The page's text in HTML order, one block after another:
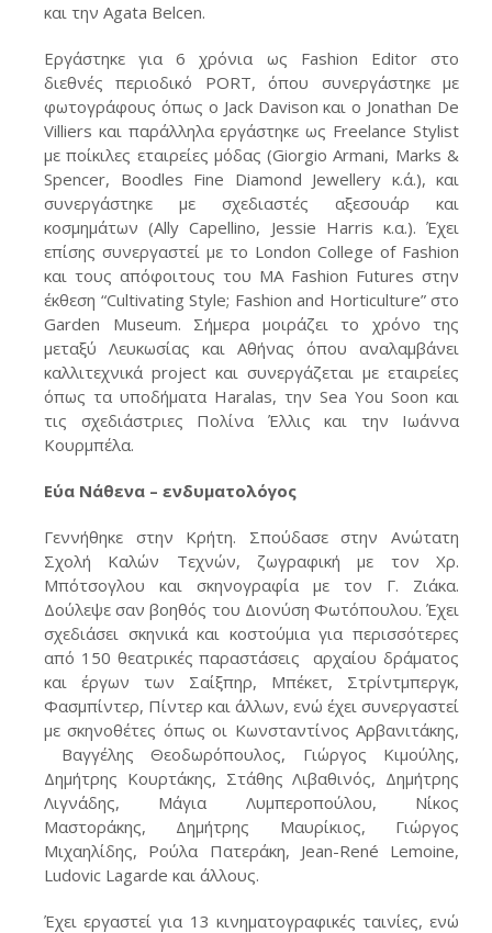
και την Agata Belcen.
Εργάστηκε για 6 χρόνια ως Fashion Editor στο
διεθνές περιοδικό PORT, όπου συνεργάστηκε με
φωτογράφους όπως ο Jack Davison και ο Jonathan De
Villiers και παράλληλα εργάστηκε ως Freelance Stylist
με ποίκιλες εταιρείες μόδας (Giorgio Armani, Marks &
Spencer, Boodles Fine Diamond Jewellery κ.ά.), και
συνεργάστηκε με σχεδιαστές αξεσουάρ και
κοσμημάτων (Ally Capellino, Jessie Ηarris κ.α.). Έχει
επίσης συνεργαστεί με το London College of Fashion
και τους απόφοιτους του MA Fashion Futures στην
έκθεση “Cultivating Style; Fashion and Horticulture” στο
Garden Museum. Σήμερα μοιράζει το χρόνο της
μεταξύ Λευκωσίας και Αθήνας όπου αναλαμβάνει
καλλιτεχνικά project και συνεργάζεται με εταιρείες
όπως τα υποδήματα Haralas, την Sea You Soon και
τις σχεδιάστριες Πολίνα Έλλις και την Ιωάννα
Κουρμπέλα.
Εύα Νάθενα – ενδυματολόγος
Γεννήθηκε στην Κρήτη. Σπούδασε στην Ανώτατη
Σχολή Καλών Τεχνών, ζωγραφική με τον Χρ.
Μπότσογλου και σκηνογραφία με τον Γ. Ζιάκα.
Δούλεψε σαν βοηθός του Διονύση Φωτόπουλου. Έχει
σχεδιάσει σκηνικά και κοστούμια για περισσότερες
από 150 θεατρικές παραστάσεις αρχαίου δράματος
και έργων των Σαίξπηρ, Μπέκετ, Στρίντμπεργκ,
Φασμπίντερ, Πίντερ και άλλων, ενώ έχει συνεργαστεί
με σκηνοθέτες όπως οι Κωνσταντίνος Αρβανιτάκης,
Βαγγέλης Θεοδωρόπουλος, Γιώργος Κιμούλης,
Δημήτρης Κουρτάκης, Στάθης Λιβαθινός, Δημήτρης
Λιγνάδης, Μάγια Λυμπεροπούλου, Νίκος
Μαστοράκης, Δημήτρης Μαυρίκιος, Γιώργος
Μιχαηλίδης, Ρούλα Πατεράκη, Jean-René Lemoine,
Ludovic Lagarde και άλλους.
Έχει εργαστεί για 13 κινηματογραφικές ταινίες, ενώ